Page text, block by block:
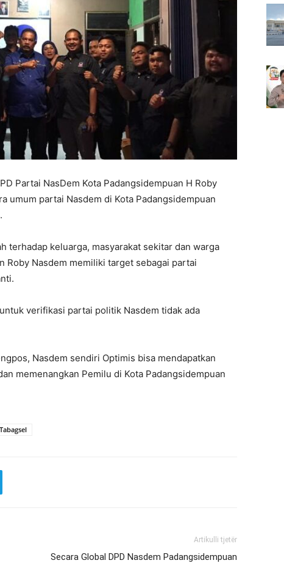
Partai NasDem Kota Padangsidempuan H Roby
umum partai Nasdem di Kota Padangsidempuan
terhadap keluarga, masyarakat sekitar dan warga
Roby Nasdem memiliki target sebagai partai
verifikasi partai politik Nasdem tidak ada
Nasdem sendiri Optimis bisa mendapatkan
memenangkan Pemilu di Kota Padangsidempuan
Tabagsel
Artikulli tjetër
Secara Global DPD Nasdem Padangsidempuan